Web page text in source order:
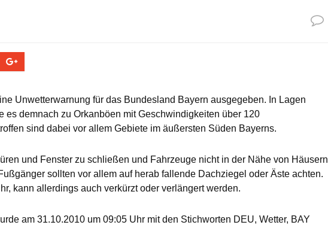
Unwetterwarnung für das Bundesland Bayern ausgegeben. In Lagen
es demnach zu Orkanböen mit Geschwindigkeiten über 120
sind dabei vor allem Gebiete im äußersten Süden Bayerns.
und Fenster zu schließen und Fahrzeuge nicht in der Nähe von Häusern
sollten vor allem auf herab fallende Dachziegel oder Äste achten.
kann allerdings auch verkürzt oder verlängert werden.
am 31.10.2010 um 09:05 Uhr mit den Stichworten DEU, Wetter, BAY